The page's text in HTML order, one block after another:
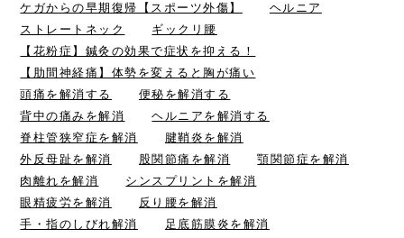
ケガからの早期復帰【スポーツ外傷】
ヘルニア
ストレートネック
ギックリ腰
【花粉症】鍼灸の効果で症状を抑える！
【肋間神経痛】体勢を変えると胸が痛い
頭痛を解消する
便秘を解消する
背中の痛みを解消
ヘルニアを解消する
脊柱管狭窄症を解消
腱鞘炎を解消
外反母趾を解消
股関節痛を解消
顎関節症を解消
肉離れを解消
シンスプリントを解消
眼精疲労を解消
反り腰を解消
手・指のしびれ解消
足底筋膜炎を解消